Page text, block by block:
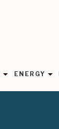
ENERGY